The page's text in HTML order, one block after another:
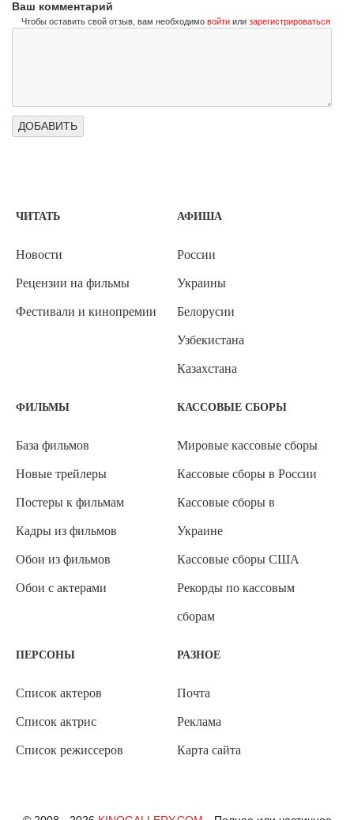
Ваш комментарий
Чтобы оставить свой отзыв, вам необходимо войти или зарегистрироваться
ЧИТАТЬ
Новости
Рецензии на фильмы
Фестивали и кинопремии
АФИША
России
Украины
Белорусии
Узбекистана
Казахстана
ФИЛЬМЫ
База фильмов
Новые трейлеры
Постеры к фильмам
Кадры из фильмов
Обои из фильмов
Обои с актерами
КАССОВЫЕ СБОРЫ
Мировые кассовые сборы
Кассовые сборы в России
Кассовые сборы в
Украине
Кассовые сборы США
Рекорды по кассовым
сборам
ПЕРСОНЫ
Список актеров
Список актрис
Список режиссеров
РАЗНОЕ
Почта
Реклама
Карта сайта